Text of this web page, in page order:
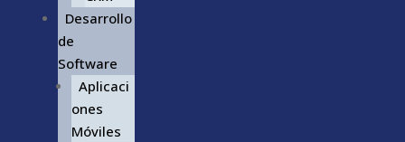
Desarrollo
de
Software
Aplicaci
ones
Móviles